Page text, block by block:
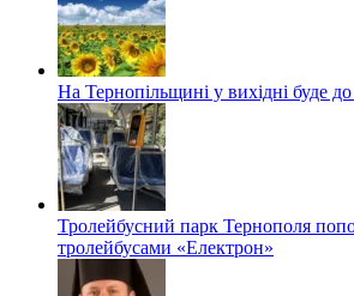
На Тернопільщині у вихідні буде
Тролейбусний парк Тернополя
тролейбусами «Електрон»